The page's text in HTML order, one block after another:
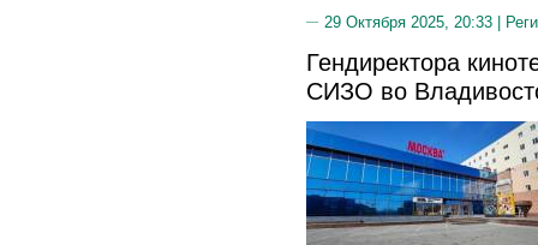
29 Октября 2025, 20:33 |
Гендиректора
СИЗО во